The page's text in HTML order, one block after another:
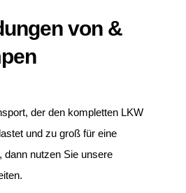
von &
der den kompletten LKW
und zu groß für eine
dann nutzen Sie unsere